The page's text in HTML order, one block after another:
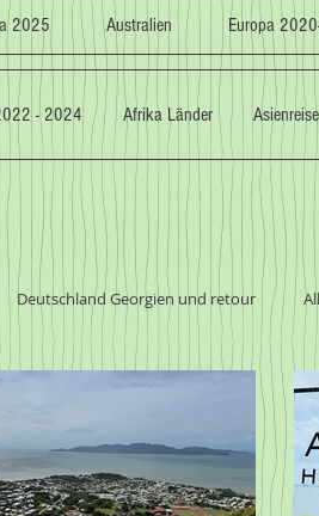
2025 Australien Europa
- 2024 Afrika Länder
Deutschland Georgien und retour